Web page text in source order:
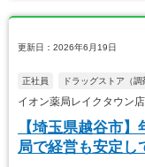
更新日：2026年6月19日
正社員 ドラッグストア（調
イオン薬局レイクタウン
【埼玉県越谷市
局で経営も安定し